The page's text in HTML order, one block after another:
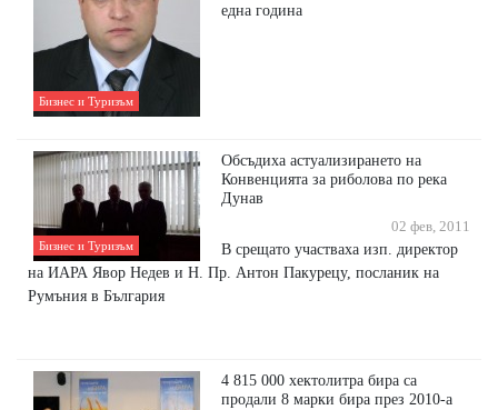
Бизнес и Туризъм
една година
Бизнес и Туризъм
Обсъдиха астуализирането на
Конвенцията за риболова по река
Дунав
02 фев, 2011
В срещато участваха изп. директор
на ИАРА Явор Недев и Н. Пр. Антон Пакурецу, посланик на
Румъния в България
4 815 000 хектолитра бира са
продали 8 марки бира през 2010-а